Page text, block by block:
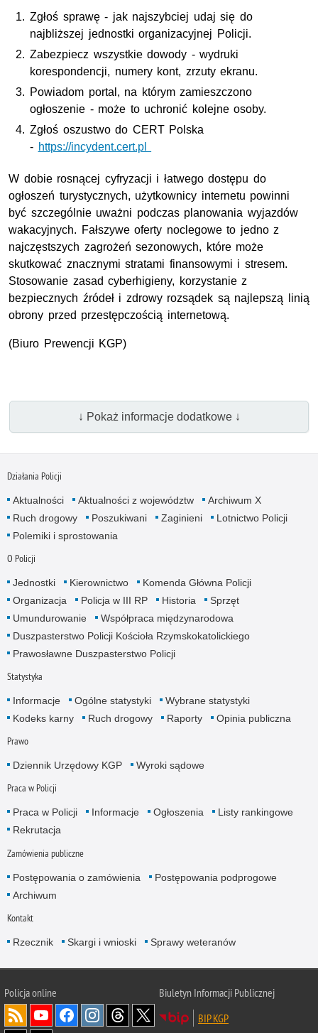
Zgłoś sprawę - jak najszybciej udaj się do
najbliższej jednostki organizacyjnej Policji.
Zabezpiecz wszystkie dowody - wydruki
korespondencji, numery kont, zrzuty ekranu.
Powiadom portal, na którym zamieszczono
ogłoszenie - może to uchronić kolejne osoby.
Zgłoś oszustwo do CERT Polska
- https://incydent.cert.pl
W dobie rosnącej cyfryzacji i łatwego dostępu do
ogłoszeń turystycznych, użytkownicy internetu powinni
być szczególnie uważni podczas planowania wyjazdów
wakacyjnych. Fałszywe oferty noclegowe to jedno z
najczęstszych zagrożeń sezonowych, które może
skutkować znacznymi stratami finansowymi i stresem.
Stosowanie zasad cyberhigieny, korzystanie z
bezpiecznych źródeł i zdrowy rozsądek są najlepszą linią
obrony przed przestępczością internetową.
(Biuro Prewencji KGP)
↓ Pokaż informacje dodatkowe ↓
Działania Policji
Aktualności Aktualności z województw
Archiwum X
Ruch drogowy
Poszukiwani Zaginieni
Lotnictwo Policji
Polemiki i sprostowania
O Policji
Jednostki Kierownictwo
Komenda Główna Policji
Organizacja
Policja w III RP Historia
Sprzęt
Umundurowanie
Współpraca międzynarodowa
Duszpasterstwo Policji Kościoła Rzymskokatolickiego
Prawosławne Duszpasterstwo Policji
Statystyka
Informacje Ogólne statystyki
Wybrane statystyki
Kodeks karny
Ruch drogowy Raporty Opinia publiczna
Prawo
Dziennik Urzędowy KGP Wyroki sądowe
Praca w Policji
Praca w Policji Informacje Ogłoszenia
Listy rankingowe
Rekrutacja
Zamówienia publiczne
Postępowania o zamówienia
Postępowania podprogowe
Archiwum
Kontakt
Rzecznik Skargi i wnioski Sprawy weteranów
Policjaonline
Biuletyn Informacji Publicznej
BIP KGP